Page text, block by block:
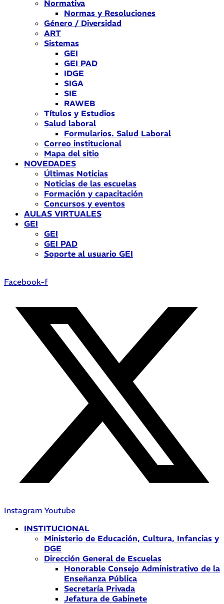
Normativa
Normas y Resoluciones
Género / Diversidad
ART
Sistemas
GEI
GEI PAD
IDGE
SIGA
SIE
RAWEB
Títulos y Estudios
Salud laboral
Formularios. Salud Laboral
Correo institucional
Mapa del sitio
NOVEDADES
Últimas Noticias
Noticias de las escuelas
Formación y capacitación
Concursos y eventos
AULAS VIRTUALES
GEI
GEI
GEI PAD
Soporte al usuario GEI
Facebook-f
Instagram Youtube
INSTITUCIONAL
Ministerio de Educación, Cultura, Infancias y
DGE
Dirección General de Escuelas
Honorable Consejo Administrativo de la
Enseñanza Pública
Secretaría Privada
Jefatura de Gabinete